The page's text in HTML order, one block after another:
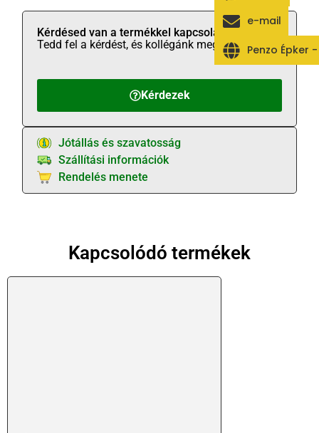
Kérdezek
Kérdésed van a termékkel kapcsolatban?
Tedd fel a kérdést, és kollégánk megválaszolja!
Jótállás és szavatosság
Szállítási információk
Rendelés menete
Kapcsolódó termékek
e-mail
Penzo Épker